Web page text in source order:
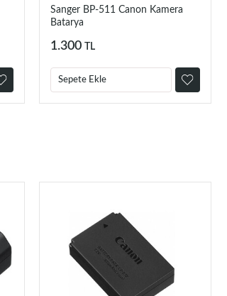
Sanger BP-511 Canon Kamera
Batarya
1.300 TL
Sepete Ekle